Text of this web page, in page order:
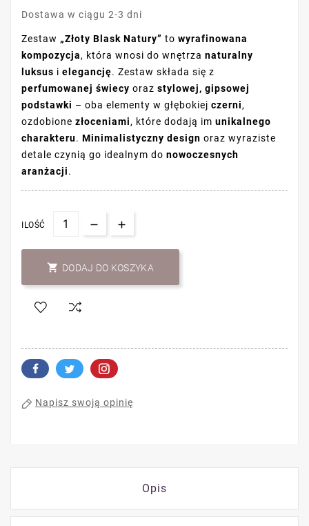
Dostawa w ciągu 2-3 dni
Zestaw „Złoty Blask Natury” to wyrafinowana
kompozycja, która wnosi do wnętrza naturalny
luksus i elegancję. Zestaw składa się z
perfumowanej świecy oraz stylowej, gipsowej
podstawki – oba elementy w głębokiej czerni,
ozdobione złoceniami, które dodają im unikalnego
charakteru. Minimalistyczny design oraz wyraziste
detale czynią go idealnym do nowoczesnych
aranżacji.
ILOŚĆ
 DODAJ DO KOSZYKA
Napisz swoją opinię
Opis